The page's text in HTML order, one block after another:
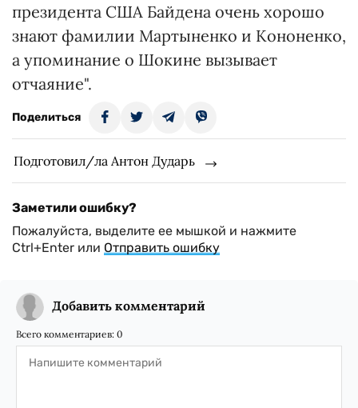
президента США Байдена очень хорошо
знают фамилии Мартыненко и Кононенко,
а упоминание о Шокине вызывает
отчаяние".
Поделиться
Подготовил/ла Антон Дударь
Заметили ошибку?
Пожалуйста, выделите ее мышкой и нажмите
Ctrl+Enter или Отправить ошибку
Добавить комментарий
Всего комментариев: 0